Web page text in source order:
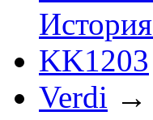
KK1203
Verdi →